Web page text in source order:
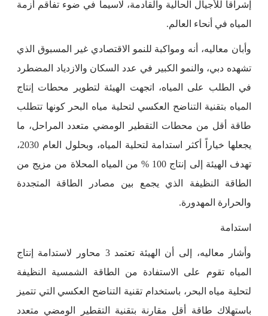
إشراقاً للأجيال الحالية والقادمة، لاسيما في ضوء تفاقم أزمة
المياه في أنحاء العالم.
وأبان معاليه، أنه ومواكبة للنمو الاقتصادي غير المسبوق الذي
تشهده دبي، والنمو الكبير في عدد السكان والازدياد المضطرد
في الطلب على المياه، اتجهت الهيئة لتطوير محطات إنتاج
المياه بتقنية التناضح العكسي لتحلية مياه البحر كونها تتطلب
طاقة أقل من محطات التقطير الومضي متعدد المراحل، ما
يجعلها خياراً أكثر استدامة لتحلية المياه، وبحلول العام 2030،
تهدف الهيئة إلى إنتاج 100 % من المياه المحلاة من مزيج من
الطاقة النظيفة الذي يجمع بين مصادر الطاقة المتجددة
والحرارة المهدورة.
استدامة
وأشار معاليه، إلى أن الهيئة تعتمد 3 محاور لاستدامة إنتاج
المياه تقوم على الاستفادة من الطاقة الشمسية النظيفة
لتحلية مياه البحر، باستخدام تقنية التناضح العكسي التي تتميز
باستهلاك طاقة أقل مقارنة بتقنية التقطير الومضي متعدد